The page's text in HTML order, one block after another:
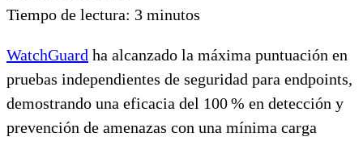
Tiempo de lectura: 3 minutos
WatchGuard ha alcanzado la máxima puntuación en
pruebas independientes de seguridad para endpoints,
demostrando una eficacia del 100 % en detección y
prevención de amenazas con una mínima carga